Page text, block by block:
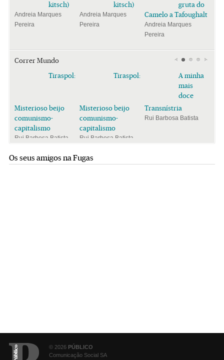
kitsch)
Andreia Marques
Pereira
kitsch)
Andreia Marques
Pereira
gruta do
Camelo a Tafoughalt
Andreia Marques
Pereira
Correr Mundo
Tiraspol:
Misterioso beijo
comunismo-
capitalismo
Rui Barbosa Batista
Tiraspol:
Misterioso beijo
comunismo-
capitalismo
Rui Barbosa Batista
A minha
mais
doce
Transnístria
Rui Barbosa Batista
Os seus amigos na Fugas
© 2026 PÚBLICO
Comunicação Social SA